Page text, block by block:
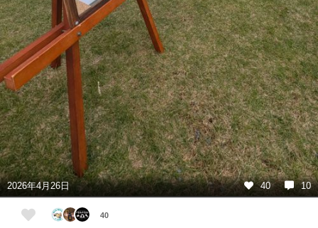
2026年4月26日 40 10
40